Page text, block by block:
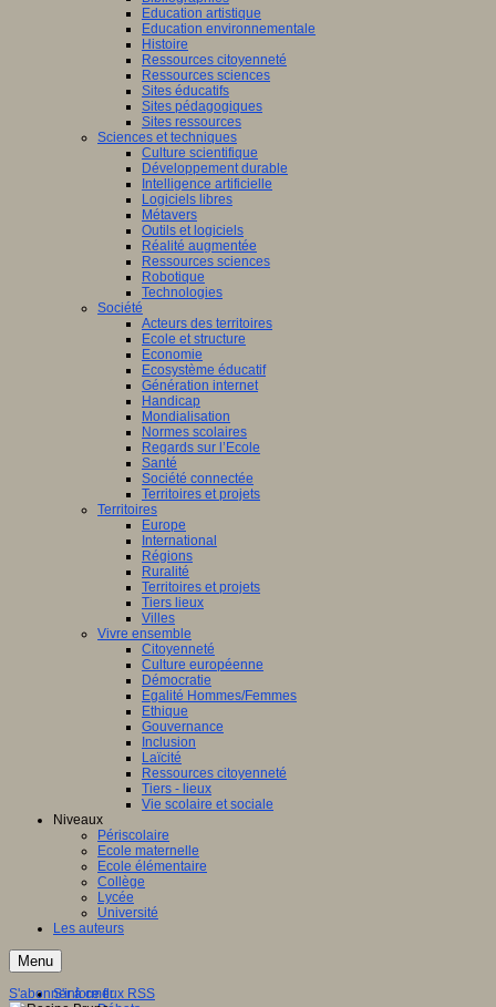
Education artistique
Education environnementale
Histoire
Ressources citoyenneté
Ressources sciences
Sites éducatifs
Sites pédagogiques
Sites ressources
Sciences et techniques
Culture scientifique
Développement durable
Intelligence artificielle
Logiciels libres
Métavers
Outils et logiciels
Réalité augmentée
Ressources sciences
Robotique
Technologies
Société
Acteurs des territoires
Ecole et structure
Economie
Ecosystème éducatif
Génération internet
Handicap
Mondialisation
Normes scolaires
Regards sur l’Ecole
Santé
Société connectée
Territoires et projets
Territoires
Europe
International
Régions
Ruralité
Territoires et projets
Tiers lieux
Villes
Vivre ensemble
Citoyenneté
Culture européenne
Démocratie
Egalité Hommes/Femmes
Ethique
Gouvernance
Inclusion
Laïcité
Ressources citoyenneté
Tiers - lieux
Vie scolaire et sociale
Niveaux
Périscolaire
Ecole maternelle
Ecole élémentaire
Collège
Lycée
Université
Les auteurs
Menu
S'informer
S'abonner à ce flux RSS